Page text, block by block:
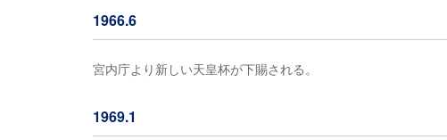
1966.6
宮内庁より新しい天皇杯が下賜される。
1969.1